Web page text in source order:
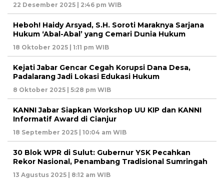
22 Desember 2025 | 2:46 pm WIB
Heboh! Haidy Arsyad, S.H. Soroti Maraknya Sarjana
Hukum ‘Abal-Abal’ yang Cemari Dunia Hukum
18 Oktober 2025 | 1:11 pm WIB
Kejati Jabar Gencar Cegah Korupsi Dana Desa,
Padalarang Jadi Lokasi Edukasi Hukum
8 Oktober 2025 | 5:28 pm WIB
KANNI Jabar Siapkan Workshop UU KIP dan KANNI
Informatif Award di Cianjur
18 September 2025 | 10:04 am WIB
30 Blok WPR di Sulut: Gubernur YSK Pecahkan
Rekor Nasional, Penambang Tradisional Sumringah
13 Agustus 2025 | 8:12 am WIB